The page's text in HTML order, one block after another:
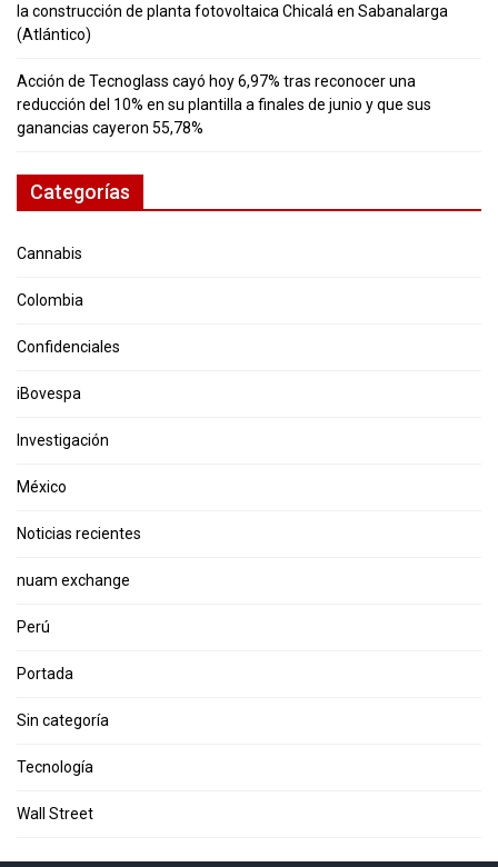
la construcción de planta fotovoltaica Chicalá en Sabanalarga
(Atlántico)
Acción de Tecnoglass cayó hoy 6,97% tras reconocer una
reducción del 10% en su plantilla a finales de junio y que sus
ganancias cayeron 55,78%
Categorías
Cannabis
Colombia
Confidenciales
iBovespa
Investigación
México
Noticias recientes
nuam exchange
Perú
Portada
Sin categoría
Tecnología
Wall Street